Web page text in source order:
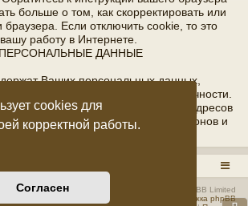
cookies для
корректной работы.
Согласен
больше о том, как скорректировать или
браузера. Если отключить cookie, то это
работу в Интернете.
ПЕРСОНАЛЬНЫЕ ДАННЫЕ
Ваших персональных данных,
возможна идентификация вашей личности.
фамилии, имени, отчества, адресов
домашнего адреса, номеров телефонов и
Создано на основе
® Forum Software © phpBB Limited
Русская поддержка phpBB